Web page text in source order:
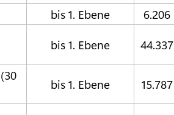
bis 1. Ebene
6.206
bis 1. Ebene
44.337
bis 1. Ebene 15.787